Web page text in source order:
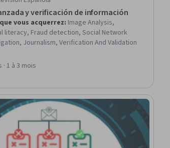
y verificación de información
vous acquerrez: Image Analysis,
literacy, Fraud detection, Social Network
Journalism, Verification And Validation
5 étoiles
· 1 à 3 mois